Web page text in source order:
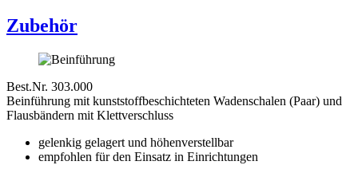
Zubehör
Best.Nr. 303.000
Beinführung mit kunststoffbeschichteten Wadenschalen (Paar) und
Flausbändern mit Klettverschluss
gelenkig gelagert und höhenverstellbar
empfohlen für den Einsatz in Einrichtungen